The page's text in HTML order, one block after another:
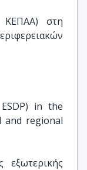
στη
in the
and regional